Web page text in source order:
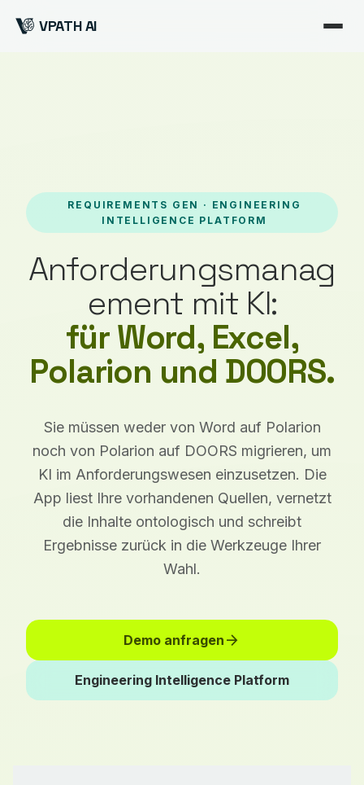
VPATH AI
REQUIREMENTS GEN · ENGINEERING
INTELLIGENCE PLATFORM
Anforderungsmanag
ement mit KI:
für Word, Excel,
Polarion und DOORS.
Sie müssen weder von Word auf Polarion
noch von Polarion auf DOORS migrieren, um
KI im Anforderungswesen einzusetzen. Die
App liest Ihre vorhandenen Quellen, vernetzt
die Inhalte ontologisch und schreibt
Ergebnisse zurück in die Werkzeuge Ihrer
Wahl.
Demo anfragen arrow_forward
Engineering Intelligence Platform